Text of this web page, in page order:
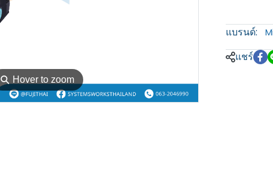
⚲Hover to zoom
แบรนด์:
แชร์